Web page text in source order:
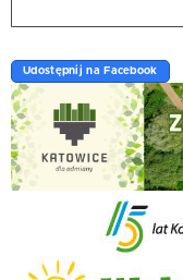
Udostępnij na Facebook